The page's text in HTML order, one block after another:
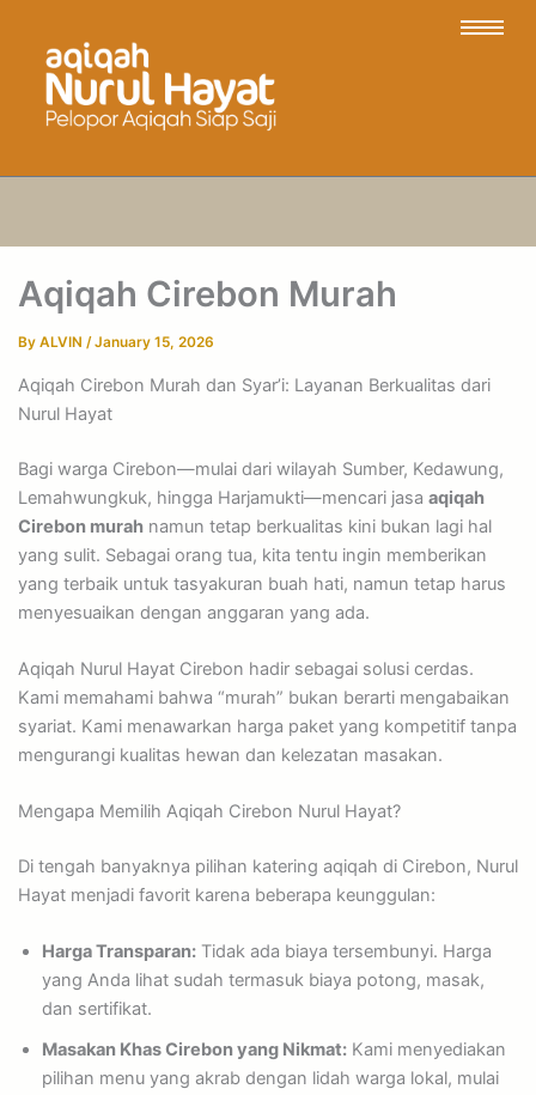
Aqiqah Cirebon Murah
By ALVIN /January 15, 2026
Aqiqah Cirebon Murah dan Syar’i: Layanan Berkualitas dari
Nurul Hayat
Bagi warga Cirebon—mulai dari wilayah Sumber, Kedawung,
Lemahwungkuk, hingga Harjamukti—mencari jasa aqiqah
Cirebon murahnamun tetap berkualitas kini bukan lagi hal
yang sulit. Sebagai orang tua, kita tentu ingin memberikan
yang terbaik untuk tasyakuran buah hati, namun tetap harus
menyesuaikan dengan anggaran yang ada.
Aqiqah Nurul Hayat Cirebon hadir sebagai solusi cerdas.
Kami memahami bahwa “murah” bukan berarti mengabaikan
syariat. Kami menawarkan harga paket yang kompetitif tanpa
mengurangi kualitas hewan dan kelezatan masakan.
Mengapa Memilih Aqiqah Cirebon Nurul Hayat?
Di tengah banyaknya pilihan katering aqiqah di Cirebon, Nurul
Hayat menjadi favorit karena beberapa keunggulan:
Harga Transparan:Tidak ada biaya tersembunyi. Harga
yang Anda lihat sudah termasuk biaya potong, masak,
dan sertifikat.
Masakan Khas Cirebon yang Nikmat:Kami menyediakan
pilihan menu yang akrab dengan lidah warga lokal, mulai